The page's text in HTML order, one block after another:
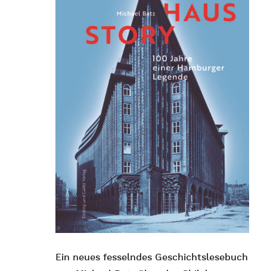
Ein neues fesselndes Geschichtslesebuch